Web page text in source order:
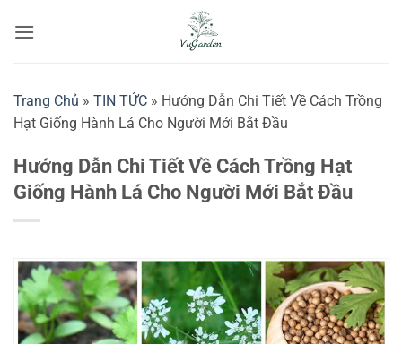
qua
Trang Chủ » TIN TỨC » Hướng Dẫn Chi Tiết Về Cách Trồng
Hạt Giống Hành Lá Cho Người Mới Bắt Đầu
Hướng Dẫn Chi Tiết Về Cách Trồng Hạt
Giống Hành Lá Cho Người Mới Bắt Đầu